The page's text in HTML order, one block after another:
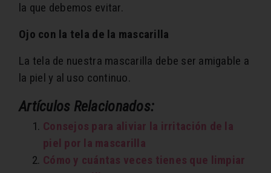
la que debemos evitar.
Ojo con la tela de la mascarilla
La tela de nuestra mascarilla debe ser amigable a
la piel y al uso continuo.
Artículos Relacionados:
Consejos para aliviar la irritación de la
piel por la mascarilla
Cómo y cuántas veces tienes que limpiar